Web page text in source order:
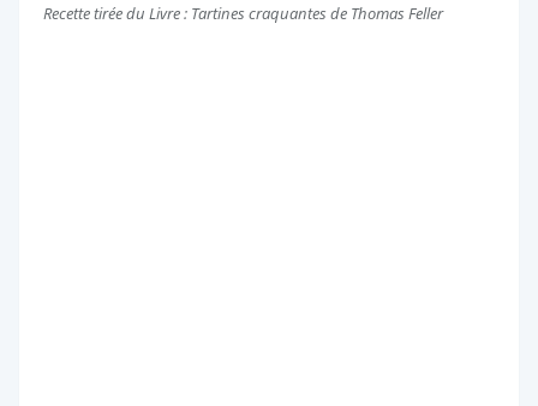
Recette tirée du Livre : Tartines craquantes de Thomas Feller